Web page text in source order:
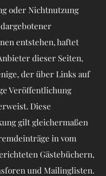
oder Nichtnutzung
entstehen, haftet
dieser Seiten,
der über Links auf
Veröffentlichung
Diese
gilt gleichermaßen
in vom
Gästebüchern,
und Mailinglisten.